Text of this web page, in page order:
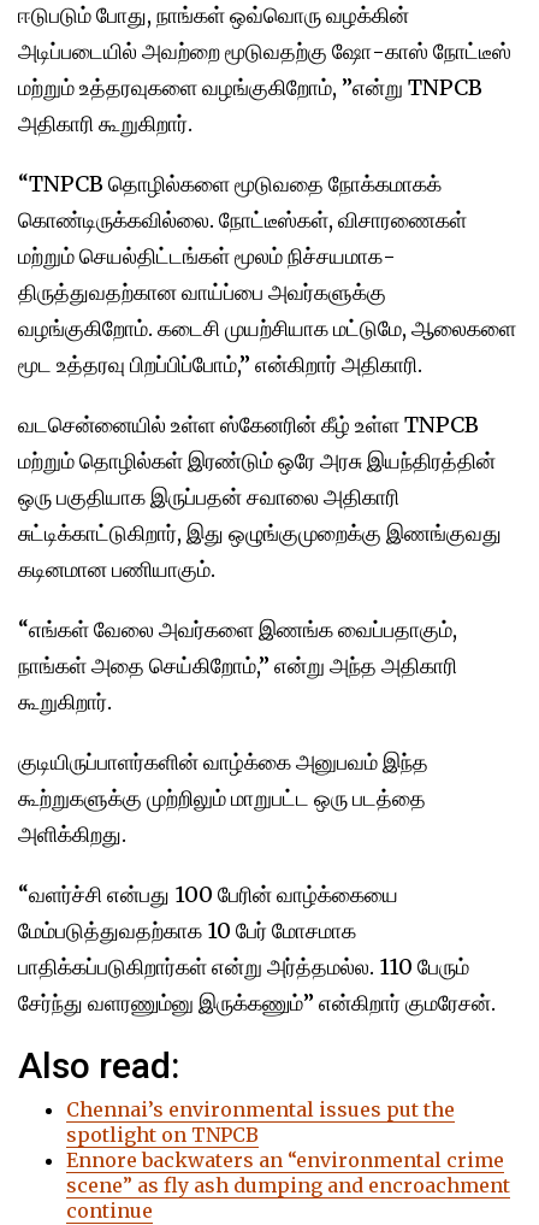
ஈடுபடும் போது, நாங்கள் ஒவ்வொரு வழக்கின்
அடிப்படையில் அவற்றை மூடுவதற்கு ஷோ-காஸ் நோட்டீஸ்
மற்றும் உத்தரவுகளை வழங்குகிறோம், ”என்று TNPCB
அதிகாரி கூறுகிறார்.
“TNPCB தொழில்களை மூடுவதை நோக்கமாகக்
கொண்டிருக்கவில்லை. நோட்டீஸ்கள், விசாரணைகள்
மற்றும் செயல்திட்டங்கள் மூலம் நிச்சயமாக-
திருத்துவதற்கான வாய்ப்பை அவர்களுக்கு
வழங்குகிறோம். கடைசி முயற்சியாக மட்டுமே, ஆலைகளை
மூட உத்தரவு பிறப்பிப்போம்,” என்கிறார் அதிகாரி.
வடசென்னையில் உள்ள ஸ்கேனரின் கீழ் உள்ள TNPCB
மற்றும் தொழில்கள் இரண்டும் ஒரே அரசு இயந்திரத்தின்
ஒரு பகுதியாக இருப்பதன் சவாலை அதிகாரி
சுட்டிக்காட்டுகிறார், இது ஒழுங்குமுறைக்கு இணங்குவது
கடினமான பணியாகும்.
“எங்கள் வேலை அவர்களை இணங்க வைப்பதாகும்,
நாங்கள் அதை செய்கிறோம்,” என்று அந்த அதிகாரி
கூறுகிறார்.
குடியிருப்பாளர்களின் வாழ்க்கை அனுபவம் இந்த
கூற்றுகளுக்கு முற்றிலும் மாறுபட்ட ஒரு படத்தை
அளிக்கிறது.
“வளர்ச்சி என்பது 100 பேரின் வாழ்க்கையை
மேம்படுத்துவதற்காக 10 பேர் மோசமாக
பாதிக்கப்படுகிறார்கள் என்று அர்த்தமல்ல. 110 பேரும்
சேர்ந்து வளரணும்னு இருக்கணும்” என்கிறார் குமரேசன்.
Also read:
Chennai’s environmental issues put the
spotlight on TNPCB
Ennore backwaters an “environmental crime
scene” as fly ash dumping and encroachment
continue